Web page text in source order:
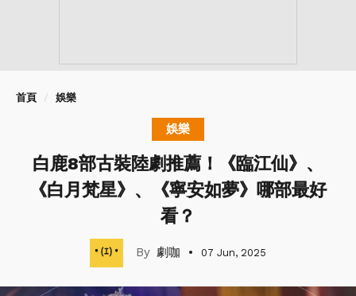
首頁 娛樂
娛樂
白鹿8部古裝陸劇推薦！《臨江仙》、
《白月梵星》、《寧安如夢》哪部最好
看？
劇咖 07 Jun, 2025